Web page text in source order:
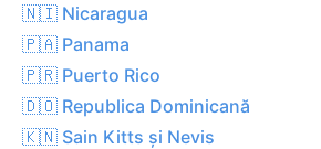
🇳🇮 Nicaragua
🇵🇦 Panama
🇵🇷 Puerto Rico
🇩🇴 Republica Dominicană
🇰🇳 Sain Kitts și Nevis